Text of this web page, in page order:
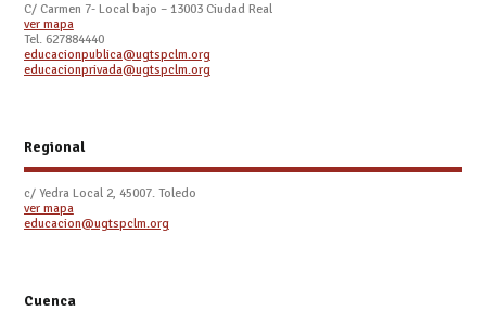
C/ Carmen 7- Local bajo – 13003 Ciudad Real
ver mapa
Tel. 627884440
educacionpublica@ugtspclm.org
educacionprivada@ugtspclm.org
Regional
c/ Yedra Local 2, 45007. Toledo
ver mapa
educacion@ugtspclm.org
Cuenca